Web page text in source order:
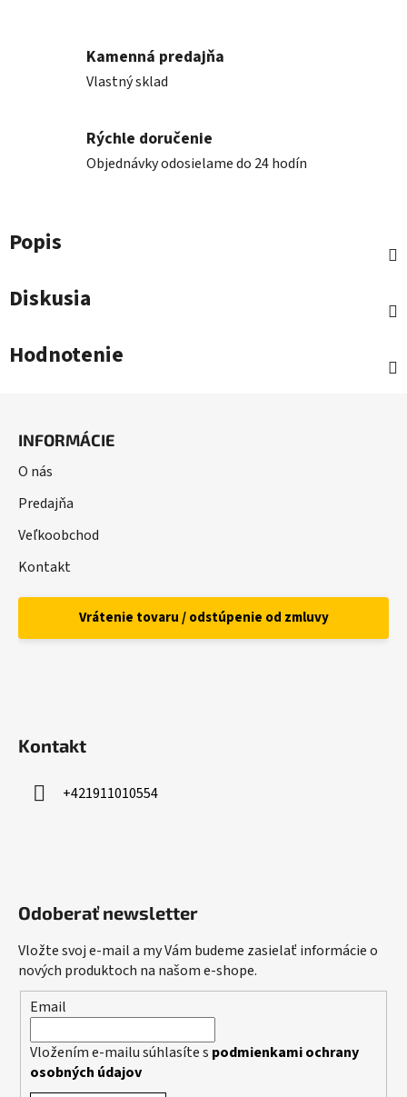
Kamenná predajňa
Vlastný sklad
Rýchle doručenie
Objednávky odosielame do 24 hodín
Popis
Diskusia
Hodnotenie
INFORMÁCIE
O nás
Predajňa
Veľkoobchod
Kontakt
Vrátenie tovaru / odstúpenie od zmluvy
Kontakt
+421911010554
Odoberať newsletter
Vložte svoj e-mail a my Vám budeme zasielať informácie o
nových produktoch na našom e-shope.
Email
Vložením e-mailu súhlasíte s podmienkami ochrany
osobných údajov